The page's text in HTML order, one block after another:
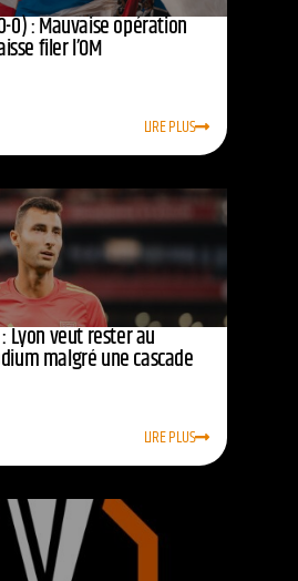
0) : Mauvaise opération
filer l’OM
LIRE PLUS
Lyon veut rester au
malgré une cascade
LIRE PLUS